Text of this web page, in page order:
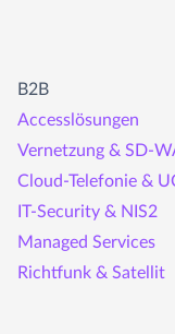
B2B
Accesslösungen
Vernetzung & SD-
Cloud-Telefonie &
IT-Security & NIS2
Managed Services
Richtfunk & Satellit